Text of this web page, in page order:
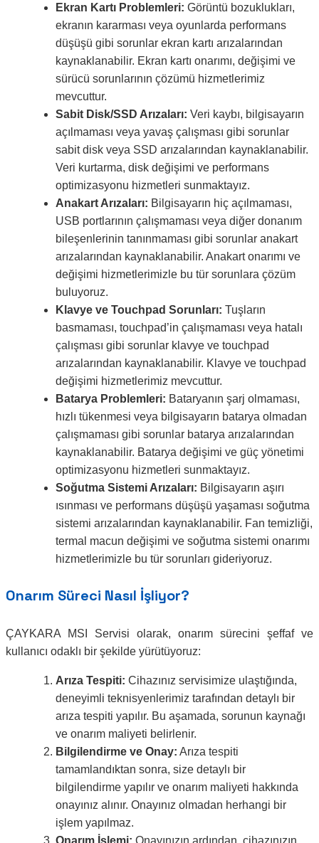
Ekran Kartı Problemleri: Görüntü bozuklukları,
ekranın kararması veya oyunlarda performans
düşüşü gibi sorunlar ekran kartı arızalarından
kaynaklanabilir. Ekran kartı onarımı, değişimi ve
sürücü sorunlarının çözümü hizmetlerimiz
mevcuttur.
Sabit Disk/SSD Arızaları: Veri kaybı, bilgisayarın
açılmaması veya yavaş çalışması gibi sorunlar
sabit disk veya SSD arızalarından kaynaklanabilir.
Veri kurtarma, disk değişimi ve performans
optimizasyonu hizmetleri sunmaktayız.
Anakart Arızaları: Bilgisayarın hiç açılmaması,
USB portlarının çalışmaması veya diğer donanım
bileşenlerinin tanınmaması gibi sorunlar anakart
arızalarından kaynaklanabilir. Anakart onarımı ve
değişimi hizmetlerimizle bu tür sorunlara çözüm
buluyoruz.
Klavye ve Touchpad Sorunları: Tuşların
basmaması, touchpad’in çalışmaması veya hatalı
çalışması gibi sorunlar klavye ve touchpad
arızalarından kaynaklanabilir. Klavye ve touchpad
değişimi hizmetlerimiz mevcuttur.
Batarya Problemleri: Bataryanın şarj olmaması,
hızlı tükenmesi veya bilgisayarın batarya olmadan
çalışmaması gibi sorunlar batarya arızalarından
kaynaklanabilir. Batarya değişimi ve güç yönetimi
optimizasyonu hizmetleri sunmaktayız.
Soğutma Sistemi Arızaları: Bilgisayarın aşırı
ısınması ve performans düşüşü yaşaması soğutma
sistemi arızalarından kaynaklanabilir. Fan temizliği,
termal macun değişimi ve soğutma sistemi onarımı
hizmetlerimizle bu tür sorunları gideriyoruz.
Onarım Süreci Nasıl İşliyor?
ÇAYKARA MSI Servisi olarak, onarım sürecini şeffaf ve
kullanıcı odaklı bir şekilde yürütüyoruz:
Arıza Tespiti: Cihazınız servisimize ulaştığında,
deneyimli teknisyenlerimiz tarafından detaylı bir
arıza tespiti yapılır. Bu aşamada, sorunun kaynağı
ve onarım maliyeti belirlenir.
Bilgilendirme ve Onay: Arıza tespiti
tamamlandıktan sonra, size detaylı bir
bilgilendirme yapılır ve onarım maliyeti hakkında
onayınız alınır. Onayınız olmadan herhangi bir
işlem yapılmaz.
Onarım İşlemi: Onayınızın ardından, cihazınızın